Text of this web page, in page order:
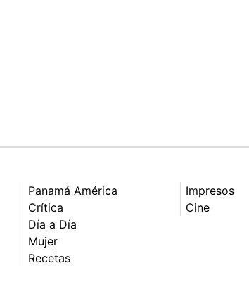
Panamá América
Crítica
Día a Día
Mujer
Recetas
Impresos
Cine